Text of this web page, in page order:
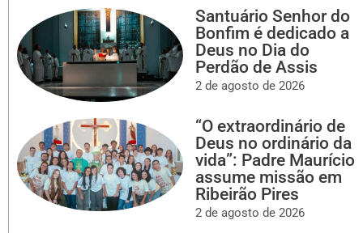
Santuário Senhor do
Bonfim é dedicado a
Deus no Dia do
Perdão de Assis
2 de agosto de 2026
“O extraordinário de
Deus no ordinário da
vida”: Padre Maurício
assume missão em
Ribeirão Pires
2 de agosto de 2026